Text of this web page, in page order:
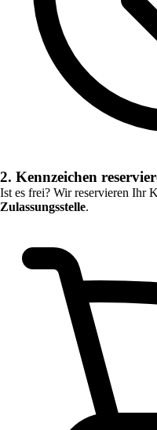
2. Kennzeichen
Ist es frei? Wir reservieren Ihr
Zulassungsstelle.